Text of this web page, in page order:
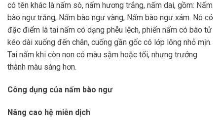
có tên khác là nấm sò, nấm hương trắng, nấm dai, gồm: Nấm
bào ngư trắng, Nấm bào ngư vàng, Nấm bào ngư xám. Nó có
đặc điểm là tai nấm có dạng phễu lệch, phiến nấm có bào tử
kéo dài xuống đến chân, cuống gần gốc có lớp lông nhỏ mịn.
Tai nấm khi còn non có màu sậm hoặc tối, nhưng trưởng
thành màu sáng hơn.
Công dụng của nấm bào ngư
Nâng cao hệ miễn dịch